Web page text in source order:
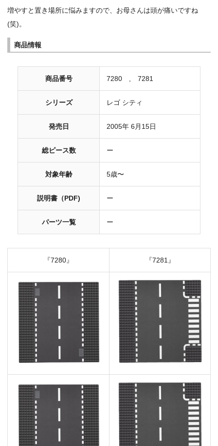
増やすと置き場所に悩みますので、お母さんは頭が痛いですね
(笑)。
商品情報
商品番号 7280 , 7281
シリーズ レゴ シティ
発売日 2005年 6月15日
総ピース数 ー
対象年齢 5歳〜
説明書（PDF) ー
パーツ一覧 ー
『7280』 『7281』